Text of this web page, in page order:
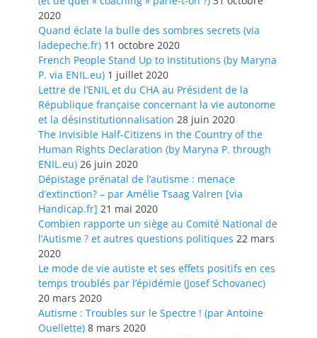
2020
Quand éclate la bulle des sombres secrets (via
ladepeche.fr) 11 octobre 2020
French People Stand Up to Institutions (by Maryna
P. via ENIL.eu) 1 juillet 2020
Lettre de l’ENIL et du CHA au Président de la
République française concernant la vie autonome
et la désinstitutionnalisation 28 juin 2020
The Invisible Half-Citizens in the Country of the
Human Rights Declaration (by Maryna P. through
ENIL.eu) 26 juin 2020
Dépistage prénatal de l’autisme : menace
d’extinction? – par Amélie Tsaag Valren [via
Handicap.fr] 21 mai 2020
Combien rapporte un siège au Comité National de
l’Autisme ? et autres questions politiques 22 mars
2020
Le mode de vie autiste et ses effets positifs en ces
temps troublés par l’épidémie (Josef Schovanec)
20 mars 2020
Autisme : Troubles sur le Spectre ! (par Antoine
Ouellette) 8 mars 2020